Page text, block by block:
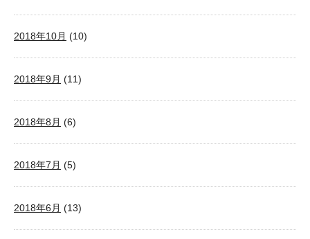
2018年10月 (10)
2018年9月 (11)
2018年8月 (6)
2018年7月 (5)
2018年6月 (13)